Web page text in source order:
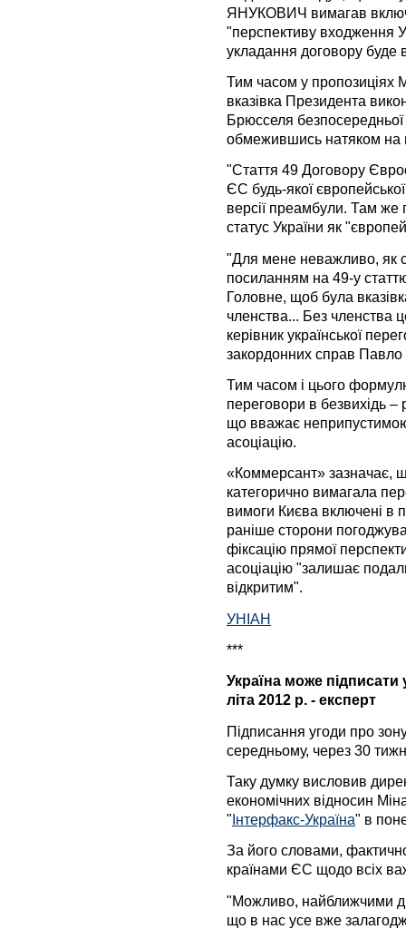
ЯНУКОВИЧ вимагав
"перспективу входження
укладання договору буде
Тим часом у пропозиціях
вказівка Президента
Брюсселя
обмежившись натяком на
"Стаття 49 Договору
ЄС будь-якої
версії преамбули. Там
статус України як
"Для мене неважливо, як
посиланням на 49-у
Головне, щоб була
членства... Без членства
керівник української
закордонних справ
Тим часом і цього
переговори в безвихідь
що вважає
асоціацію.
«Коммерсант» зазначає,
категорично вимагала
вимоги Києва включені в
раніше сторони
фіксацію прямої
асоціацію "залишає
відкритим".
УНІАН
***
Україна може
літа 2012 р. - експерт
Підписання угоди про
середньому, через 30
Таку думку висловив
економічних відносин
"Інтерфакс-Україна" в
За його словами,
країнами ЄС щодо всіх
"Можливо, найближчими
що в нас усе вже